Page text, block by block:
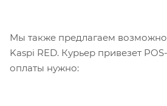
Мы также предлагаем
Kaspi RED. Курьер привезет
оплаты нужно: